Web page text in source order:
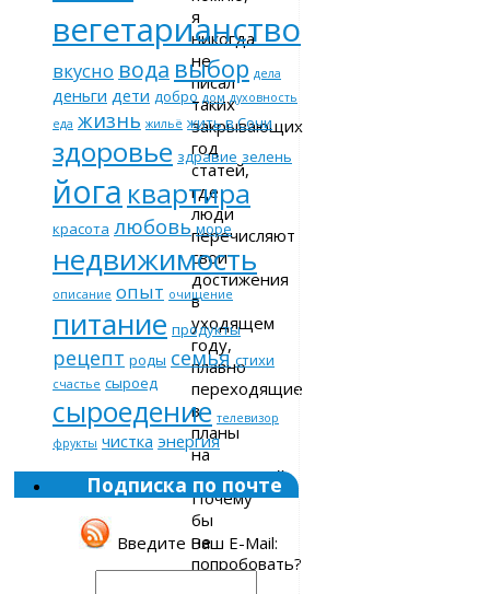
я
никогда
не
писал
таких
закрывающих
год
статей,
где
люди
перечисляют
свои
достижения
в
уходящем
году,
плавно
переходящие
в
планы
на
следующий.
Почему
бы
не
попробовать?
вегетарианство
вкусно вода выбор дела
деньги дети добро дом духовность
еда жизнь жильё жить в Сочи
здоровье здравие зелень
йога квартира
красота любовь море
недвижимость
описание опыт очищение
питание продукты
рецепт роды семья стихи
счастье сыроед
сыроедение телевизор
фрукты чистка энергия
Подписка по почте
Введите Ваш E-Mail: